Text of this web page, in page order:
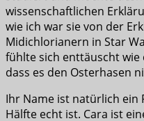
wissenschaftlichen
wie ich war sie von der
Midichlorianern in Star
fühlte sich enttäuscht wie
dass es den Osterhasen
Ihr Name ist natürlich ein
Hälfte echt ist. Cara ist